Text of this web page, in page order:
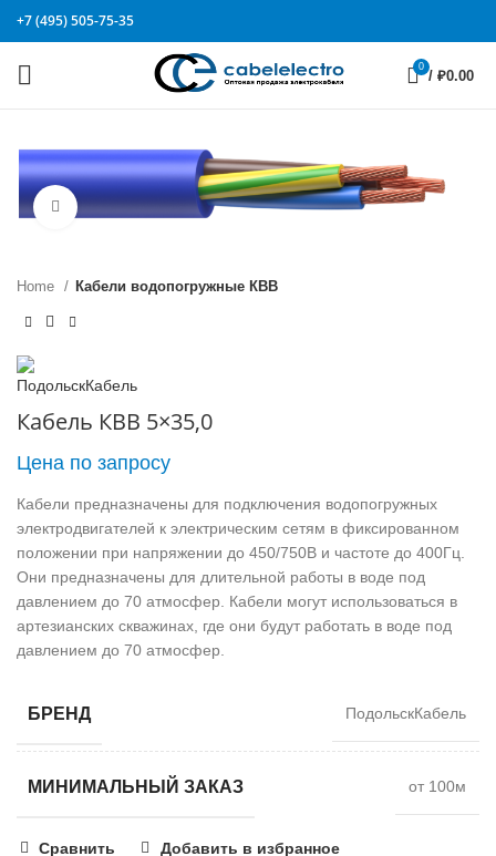
+7 (495) 505-75-35
0
/ ₽0.00
Click to enlarge
Home Кабели водопогружные КВВ
Кабель КВВ 5×35,0
Цена по запросу
Кабели предназначены для подключения водопогружных
электродвигателей к электрическим сетям в фиксированном
положении при напряжении до 450/750В и частоте до 400Гц.
Они предназначены для длительной работы в воде под
давлением до 70 атмосфер. Кабели могут использоваться в
артезианских скважинах, где они будут работать в воде под
давлением до 70 атмосфер.
БРЕНД ПодольскКабель
МИНИМАЛЬНЫЙ ЗАКАЗ от 100м
Сравнить Добавить в избранное